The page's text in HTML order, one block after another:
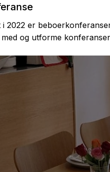
2022 er
og utforme